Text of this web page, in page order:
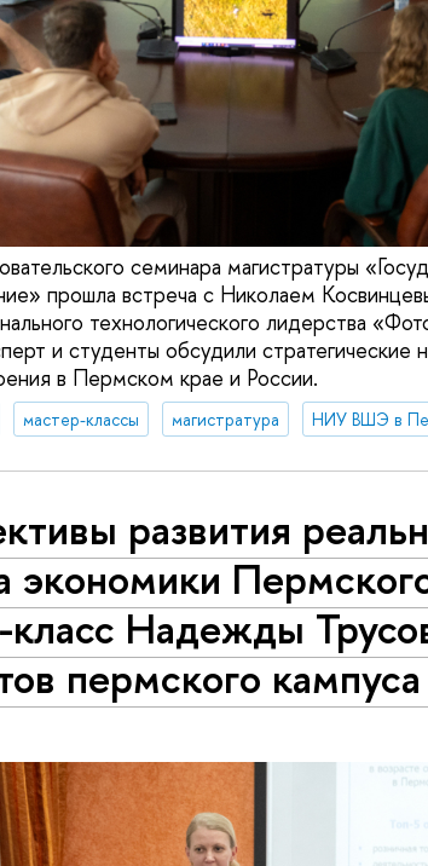
семинара магистратуры
прошла встреча с Николаем
технологического лидерства
и студенты обсудили стратегические
в Пермском крае и России.
мастер-классы магистратура НИУ ВШЭ в
развития
экономики
класс Надежды
пермского